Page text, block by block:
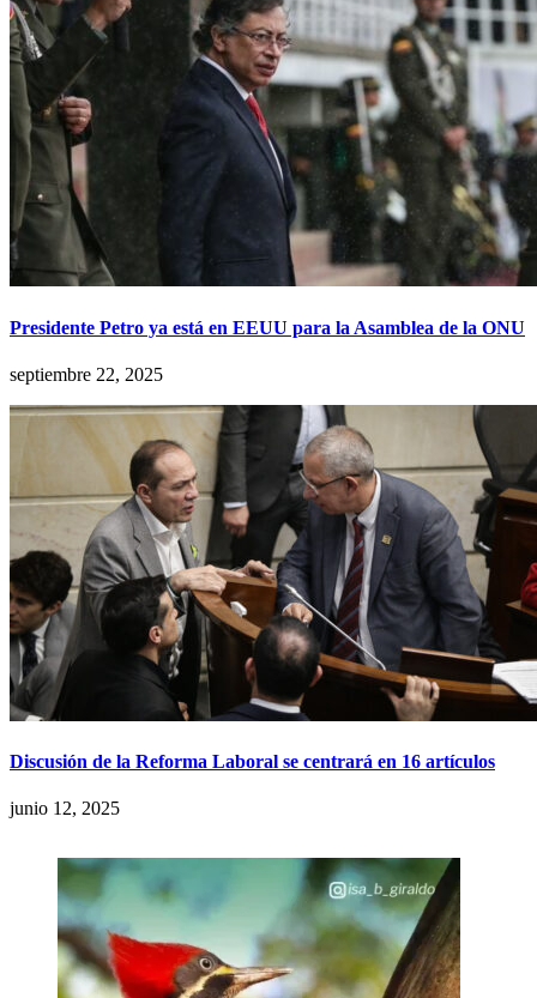
Presidente Petro ya está en EEUU para la Asamblea de la ONU
septiembre 22, 2025
Discusión de la Reforma Laboral se centrará en 16 artículos
junio 12, 2025